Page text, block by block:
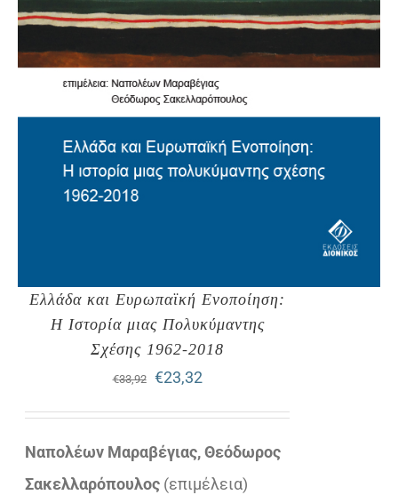
Ελλάδα και Ευρωπαϊκή Ενοποίηση:
Η Ιστορία μιας Πολυκύμαντης
Σχέσης 1962-2018
€33,92
Original
price
was:
€33,92.
€23,32Η
τρέχουσα
τιμή
είναι:
Ναπολέων Μαραβέγιας, Θεόδωρος
Σακελλαρόπουλος (επιμέλεια)